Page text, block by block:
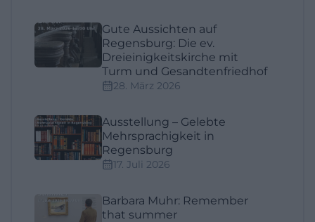
Gute Aussichten auf
Regensburg: Die ev.
Dreieinigkeitskirche mit
Turm und Gesandtenfriedhof
28. März 2026
Ausstellung – Gelebte
Mehrsprachigkeit in
Regensburg
17. Juli 2026
Barbara Muhr: Remember
that summer